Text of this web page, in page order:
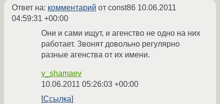
Ответ на: комментарий от const86 10.06.2011
04:59:31 +00:00
Они и сами ищут, и агенство не одно на них
работает. Звонят довольно регулярно
разные агенства от их имени.
v_shamaev
10.06.2011 05:26:03 +00:00
Ссылка